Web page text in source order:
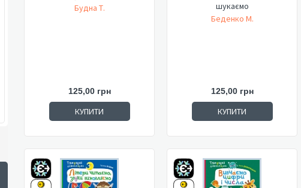
Будна Т.
125,00 грн
КУПИТИ
шукаємо
Беденко М.
125,00 грн
КУПИТИ